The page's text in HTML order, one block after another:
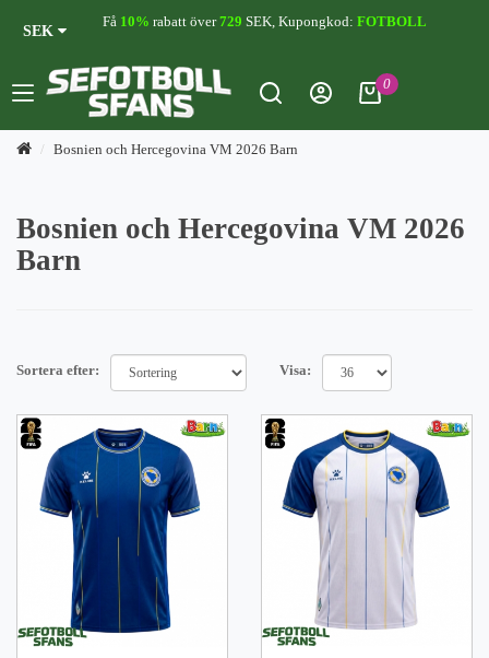
SEK
Få 10% rabatt över729 SEK, Kupongkod: FOTBOLL
0
Bosnien och Hercegovina VM 2026 Barn
Bosnien och Hercegovina VM 2026
Barn
Sortera efter: Visa: